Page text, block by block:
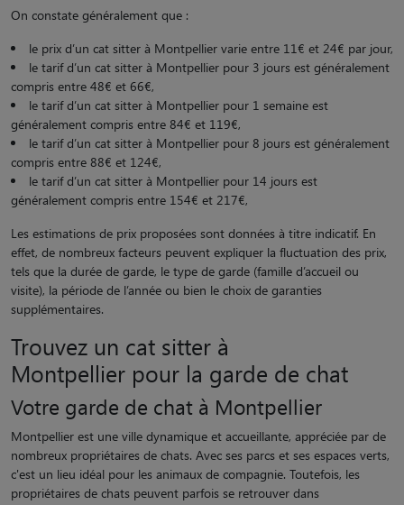
On constate généralement que :
le prix d’un cat sitter à Montpellier varie entre 11€ et 24€ par jour,
le tarif d’un cat sitter à Montpellier pour 3 jours est généralement
compris entre 48€ et 66€,
le tarif d’un cat sitter à Montpellier pour 1 semaine est
généralement compris entre 84€ et 119€,
le tarif d’un cat sitter à Montpellier pour 8 jours est généralement
compris entre 88€ et 124€,
le tarif d’un cat sitter à Montpellier pour 14 jours est
généralement compris entre 154€ et 217€,
Les estimations de prix proposées sont données à titre indicatif. En
effet, de nombreux facteurs peuvent expliquer la fluctuation des prix,
tels que la durée de garde, le type de garde (famille d’accueil ou
visite), la période de l’année ou bien le choix de garanties
supplémentaires.
Trouvez un cat sitter à
Montpellier pour la garde de chat
Votre garde de chat à Montpellier
Montpellier est une ville dynamique et accueillante, appréciée par de
nombreux propriétaires de chats. Avec ses parcs et ses espaces verts,
c'est un lieu idéal pour les animaux de compagnie. Toutefois, les
propriétaires de chats peuvent parfois se retrouver dans